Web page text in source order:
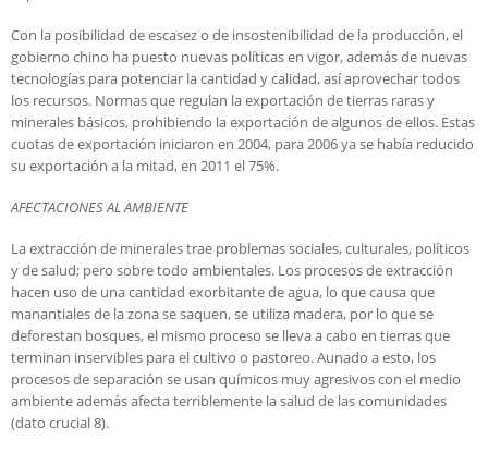
Con la posibilidad de escasez o de insostenibilidad de la producción, el
gobierno chino ha puesto nuevas políticas en vigor, además de nuevas
tecnologías para potenciar la cantidad y calidad, así aprovechar todos
los recursos. Normas que regulan la exportación de tierras raras y
minerales básicos, prohibiendo la exportación de algunos de ellos. Estas
cuotas de exportación iniciaron en 2004, para 2006 ya se había reducido
su exportación a la mitad, en 2011 el 75%.
AFECTACIONES AL AMBIENTE
La extracción de minerales trae problemas sociales, culturales, políticos
y de salud; pero sobre todo ambientales. Los procesos de extracción
hacen uso de una cantidad exorbitante de agua, lo que causa que
manantiales de la zona se saquen, se utiliza madera, por lo que se
deforestan bosques, el mismo proceso se lleva a cabo en tierras que
terminan inservibles para el cultivo o pastoreo. Aunado a esto, los
procesos de separación se usan químicos muy agresivos con el medio
ambiente además afecta terriblemente la salud de las comunidades
(dato crucial 8).